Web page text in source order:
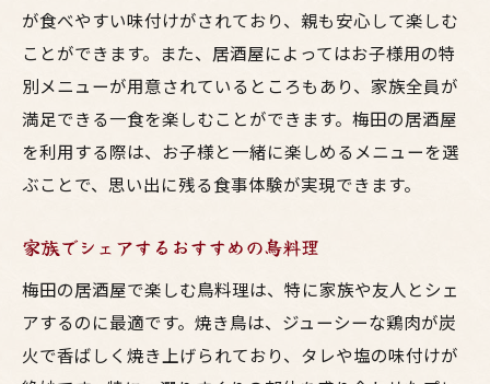
が食べやすい味付けがされており、親も安心して楽しむ
ことができます。また、居酒屋によってはお子様用の特
別メニューが用意されているところもあり、家族全員が
満足できる一食を楽しむことができます。梅田の居酒屋
を利用する際は、お子様と一緒に楽しめるメニューを選
ぶことで、思い出に残る食事体験が実現できます。
家族でシェアするおすすめの鳥料理
梅田の居酒屋で楽しむ鳥料理は、特に家族や友人とシェ
アするのに最適です。焼き鳥は、ジューシーな鶏肉が炭
火で香ばしく焼き上げられており、タレや塩の味付けが